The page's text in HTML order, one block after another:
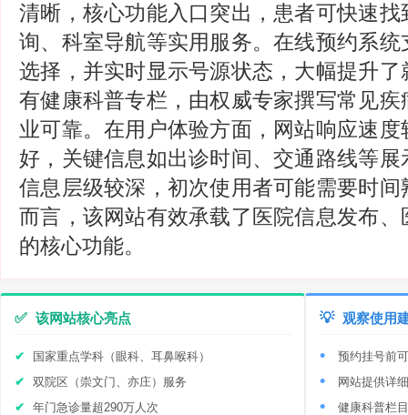
清晰，核心功能入口突出，患者可快速
询、科室导航等实用服务。在线预约系
选择，并实时显示号源状态，大幅提升
有健康科普专栏，由权威专家撰写常见
业可靠。在用户体验方面，网站响应速
好，关键信息如出诊时间、交通路线等
信息层级较深，初次使用者可能需要时
而言，该网站有效承载了医院信息发布
的核心功能。
✅ 该网站核心亮点
国家重点学科（眼科、耳鼻喉科）
双院区（崇文门、亦庄）服务
年门急诊量超290万人次
💡 观察使用
预约挂号前
网站提供详
健康科普栏